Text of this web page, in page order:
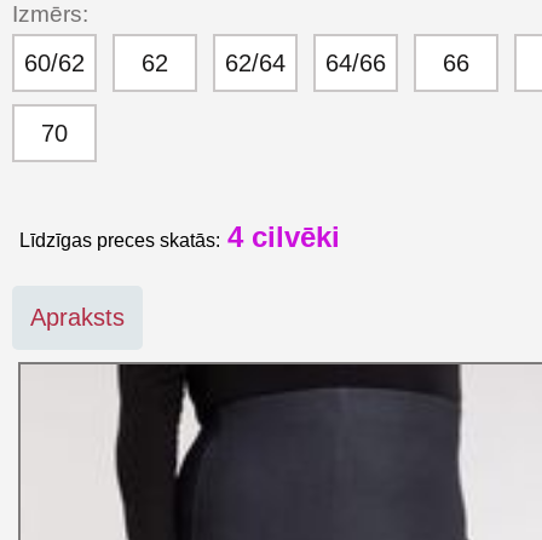
Izmērs:
60/62 62 62/64 64/66 66
70
Līdzīgas preces skatās: 4cilvēki
Apraksts